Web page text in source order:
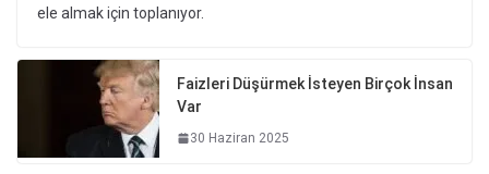
ele almak için toplanıyor.
Faizleri Düşürmek İsteyen Birçok İnsan
Var
30 Haziran 2025